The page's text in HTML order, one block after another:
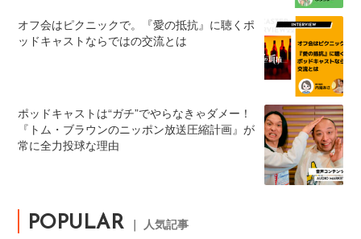
オフ会はピクニックで。『愛の抵抗』に聴くポ
ッドキャストならではの交流とは
ポッドキャストは“ガチ”でやらなきゃダメー！
『トム・ブラウンのニッポン放送圧縮計画』が
常に全力投球な理由
POPULAR ｜ 人気記事